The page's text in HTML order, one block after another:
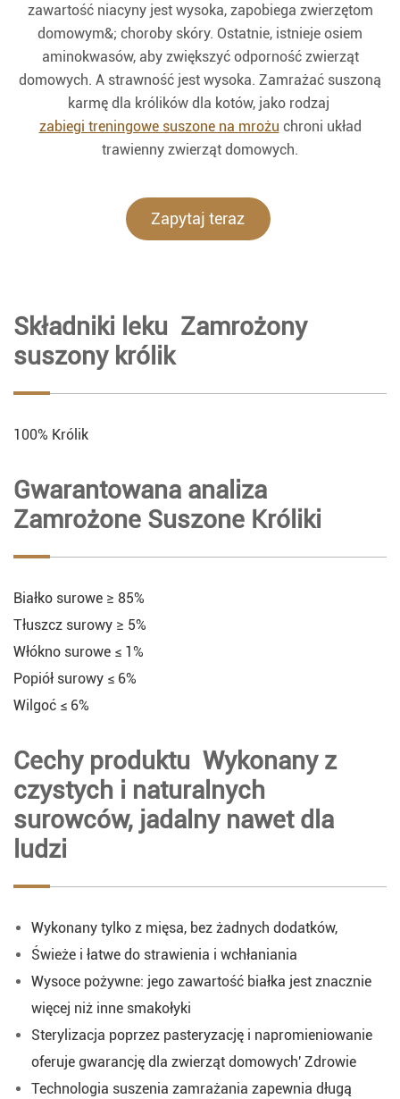
zawartość niacyny jest wysoka, zapobiega zwierzętom
domowym&; choroby skóry. Ostatnie, istnieje osiem
aminokwasów, aby zwiększyć odporność zwierząt
domowych. A strawność jest wysoka. Zamrażać suszoną
karmę dla królików dla kotów, jako rodzaj
zabiegi treningowe suszone na mrożu chroni układ
trawienny zwierząt domowych.
Zapytaj teraz
Składniki leku Zamrożony
suszony królik
100% Królik
Gwarantowana analiza
Zamrożone Suszone Króliki
Białko surowe ≥ 85%
Tłuszcz surowy ≥ 5%
Włókno surowe ≤ 1%
Popiół surowy ≤ 6%
Wilgoć ≤ 6%
Cechy produktu Wykonany z
czystych i naturalnych
surowców, jadalny nawet dla
ludzi
Wykonany tylko z mięsa, bez żadnych dodatków,
Świeże i łatwe do strawienia i wchłaniania
Wysoce pożywne: jego zawartość białka jest znacznie
więcej niż inne smakołyki
Sterylizacja poprzez pasteryzację i napromieniowanie
oferuje gwarancję dla zwierząt domowych' Zdrowie
Technologia suszenia zamrażania zapewnia długą